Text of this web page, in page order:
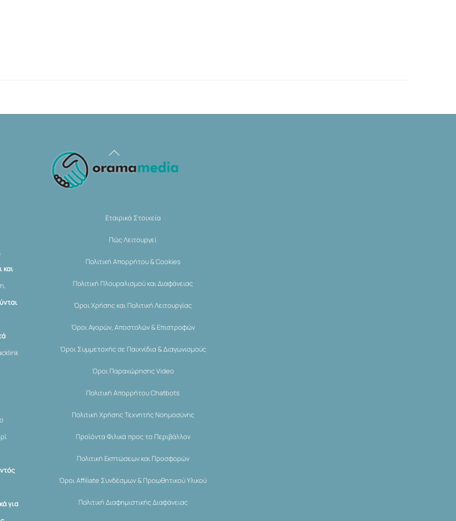
Back
To
και
για
Εταιρικά Στοιχεία
Πώς Λειτουργεί
Πολιτική Απορρήτου & Cookies
Πολιτική Πλουραλισμού και Διαφάνειας
Όροι Χρήσης και Πολιτική Λειτουργίας
Όροι Αγορών, Αποστολών & Επιστροφών
Όροι Συμμετοχής σε Παιχνίδια & Διαγωνισμούς
Όροι Παραχώρησης Video
Πολιτική Απορρήτου Chatbots
Πολιτική Χρήσης Τεχνητής Νοημοσύνης
Προϊόντα Φιλικά προς το Περιβάλλον
Πολιτική Εκπτώσεων και Προσφορών
Όροι Affiliate Συνδέσμων & Προωθητικού Υλικού
Πολιτική Διαφημιστικής Διαφάνειας